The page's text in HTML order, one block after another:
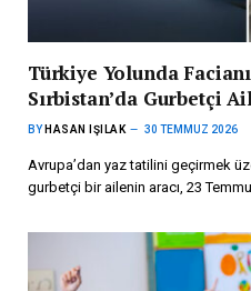
Türkiye Yolunda
Sırbistan’da Gurbetçi
BY HASAN IŞILAK 30 TEMMUZ 2026
Avrupa’dan yaz tatilini geçirmek
gurbetçi bir ailenin aracı, 23